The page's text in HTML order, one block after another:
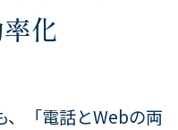
化
、「電話とWebの両